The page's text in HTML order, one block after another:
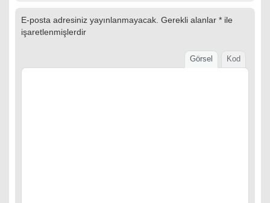
E-posta adresiniz yayınlanmayacak. Gerekli alanlar * ile
işaretlenmişlerdir
Görsel Kod